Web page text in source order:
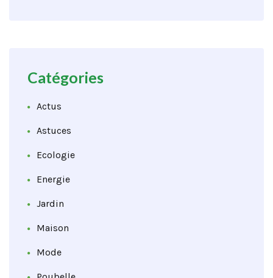
Catégories
Actus
Astuces
Ecologie
Energie
Jardin
Maison
Mode